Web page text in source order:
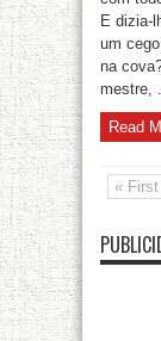
E dizia-
um
na
mestre,
Read
« First